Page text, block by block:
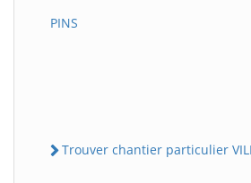
PINS
Trouver chantier particulier